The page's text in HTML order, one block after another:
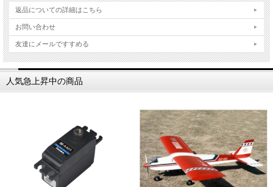
返品についての詳細はこちら
お問い合わせ
友達にメールですすめる
人気急上昇中の商品